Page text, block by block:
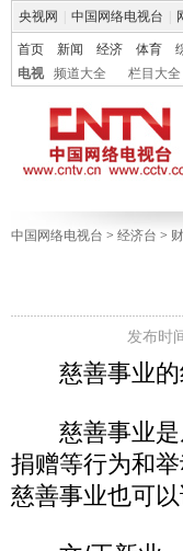
央视网 中国网络电视台
首页 新闻 经济 体育
电视
频道大全 栏目大全
中国网络电视台 > 经济台 >
发布时
慈善事业的
慈善事业是
捐赠等行为和
慈善事业也可